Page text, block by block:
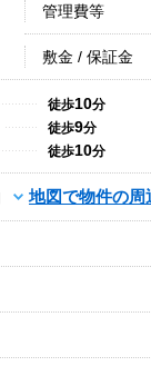
管理費等
敷金 / 保証金
徒歩10分
徒歩9分
徒歩10分
地図で物件の周